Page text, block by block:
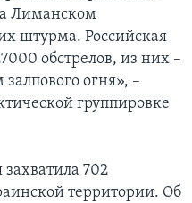
Лиманском
штурма. Российская
обстрелов, из них –
огня», –
группировке
702
территории. Об